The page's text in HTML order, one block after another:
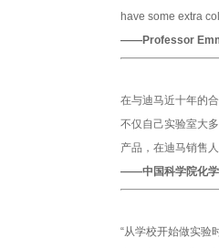
have some extra
——Professor
在与迪马近十年的
不仅自己实验室大
产品，在迪马销售
——中国科学院化学
“从学校开始做实验